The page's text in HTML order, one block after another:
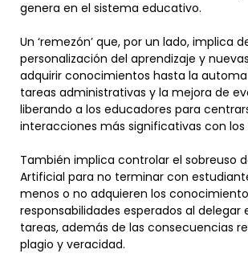
genera en el sistema educativo.
Un ‘remezón’ que, por un lado, implica
personalización del aprendizaje y
adquirir conocimientos hasta la
tareas administrativas y la mejora de
liberando a los educadores para
interacciones más significativas con los
También implica controlar el sobreuso
Artificial para no terminar con
menos o no adquieren los
responsabilidades esperados al delegar
tareas, además de las consecuencias
plagio y veracidad.